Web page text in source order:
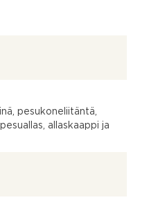
pesukoneliitäntä,
allaskaappi ja